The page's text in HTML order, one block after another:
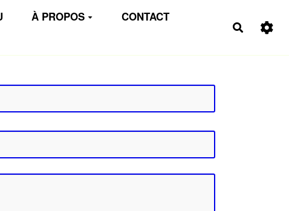
À PROPOS
CONTACT